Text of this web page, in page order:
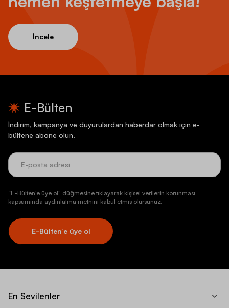
İncele
E-Bülten
İndirim, kampanya ve duyurulardan haberdar olmak için e-
bültene abone olun.
“E-Bülten’e üye ol” düğmesine tıklayarak kişisel verilerin korunması
kapsamında aydınlatma metnini kabul etmiş olursunuz.
E-Bülten’e üye ol
En Sevilenler